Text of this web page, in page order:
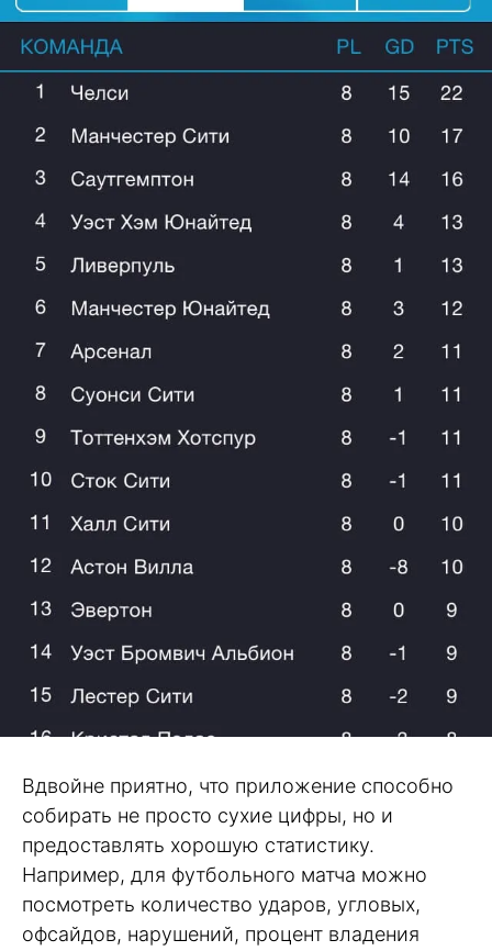
Вдвойне приятно, что приложение способно
собирать не просто сухие цифры, но и
предоставлять хорошую статистику.
Например, для футбольного матча можно
посмотреть количество ударов, угловых,
офсайдов, нарушений, процент владения